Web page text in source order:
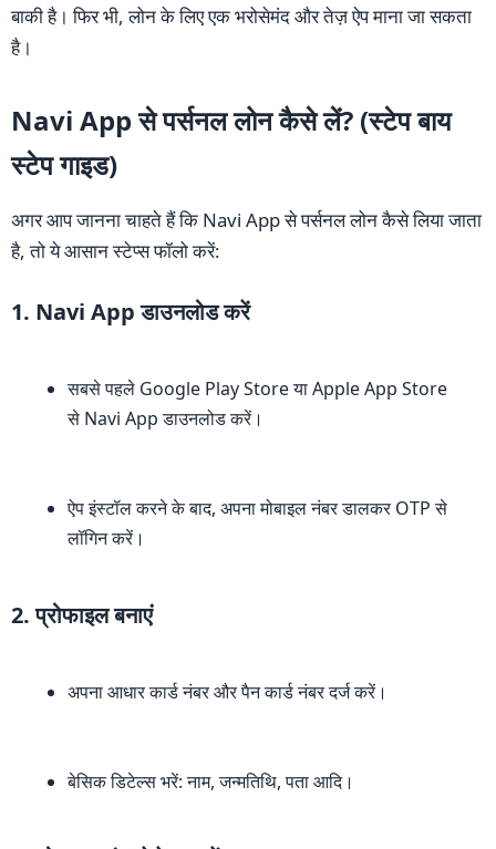
बाकी है। फिर भी, लोन के लिए एक भरोसेमंद और तेज़ ऐप माना जा सकता
है।
Navi App से पर्सनल लोन कैसे लें? (स्टेप बाय
स्टेप गाइड)
अगर आप जानना चाहते हैं कि Navi App से पर्सनल लोन कैसे लिया जाता
है, तो ये आसान स्टेप्स फॉलो करें:
1. Navi App डाउनलोड करें
सबसे पहले Google Play Store या Apple App Store
से Navi App डाउनलोड करें।
ऐप इंस्टॉल करने के बाद, अपना मोबाइल नंबर डालकर OTP से
लॉगिन करें।
2. प्रोफाइल बनाएं
अपना आधार कार्ड नंबर और पैन कार्ड नंबर दर्ज करें।
बेसिक डिटेल्स भरें: नाम, जन्मतिथि, पता आदि।